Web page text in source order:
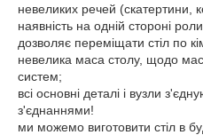
невеликих речей (скатертини,
наявність на одній стороні
дозволяє переміщати стіл по
невелика маса столу, щодо
систем;
всі основні деталі і вузли
з'єднаннями!
ми можемо виготовити стіл в